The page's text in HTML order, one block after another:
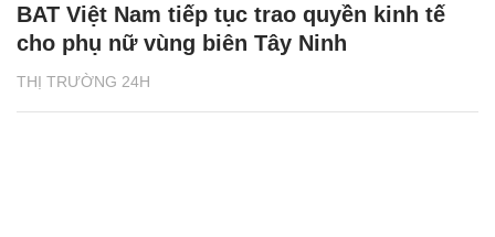
THỊ TRƯỜNG 24H
BAT Việt Nam tiếp tục trao quyền kinh tế
cho phụ nữ vùng biên Tây Ninh